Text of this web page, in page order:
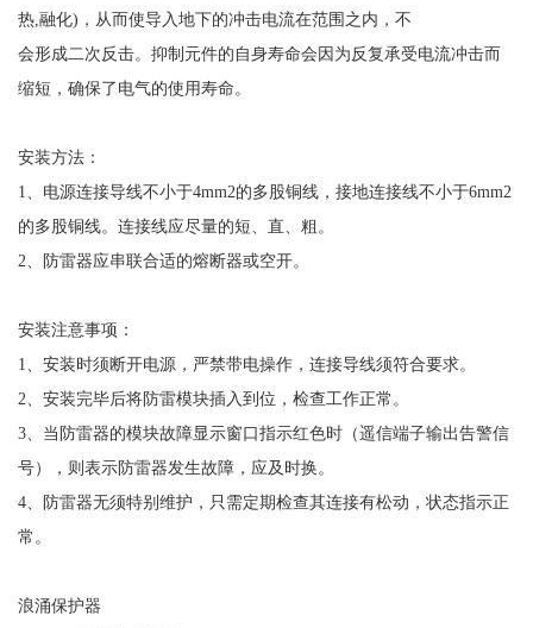
热, 融化) ，从而使导入地下的冲击电流在范围之内，不
会形成二次反击。抑制元件的自身寿命会因为反复承受电流冲击而
缩短，确保了电气的使用寿命。
安装方法：
1
、电源连接导线不小于4mm2的多股铜线，接地连接线不小于6mm2
的多股铜线。连接线应尽量的短、直、粗。
2 、防雷器应串联合适的熔断器或空开。
安装注意事项：
1
、安装时须断开电源，严禁带电操作，连接导线须符合要求。
2 、安装完毕后将防雷模块插入到位，检查工作正常。
3、当防雷器的模块故障显示窗口指示红色时（遥信端子输出告警信
号），则表示防雷器发生故障，应及时换。
4、防雷器无须特别维护，只需定期检查其连接有松动，状态指示正
常。
浪涌保护器